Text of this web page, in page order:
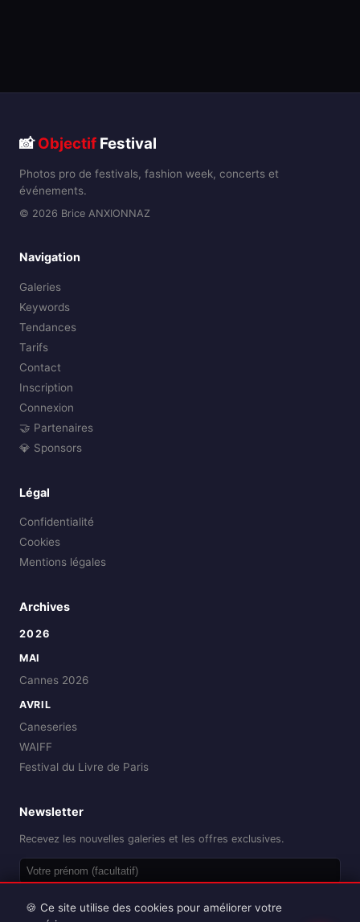
📸Objectif Festival
Photos pro de festivals, fashion week, concerts et
événements.
© 2026 Brice ANXIONNAZ
Navigation
Galeries
Keywords
Tendances
Tarifs
Contact
Inscription
Connexion
🤝 Partenaires
💎 Sponsors
Légal
Confidentialité
Cookies
Mentions légales
Archives
2026
MAI
Cannes 2026
AVRIL
Caneseries
WAIFF
Festival du Livre de Paris
Newsletter
Recevez les nouvelles galeries et les offres exclusives.
🍪 Ce site utilise des cookies pour améliorer votre